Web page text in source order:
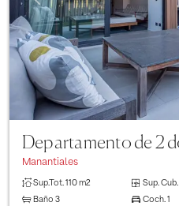
Manantiales
Sup.Tot.110 m2 Sup. Cub.
Baño 3 Coch. 1